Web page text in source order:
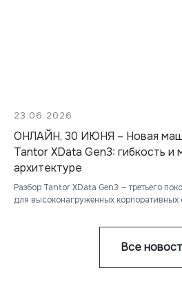
23.06.2026
ОНЛАЙН, 30 ИЮНЯ – Новая
Tantor XData Gen3: гибкость
архитектуре
Разбор Tantor XData Gen3 — третьего
для высоконагруженных корпоративных
Все